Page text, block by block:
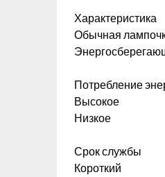
Характеристика
Обычная
Потребление
Высокое
Низкое
Срок службы
Короткий